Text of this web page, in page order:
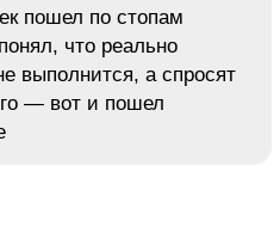
пошел по стопам
что реально
выполнится, а спросят
— вот и пошел